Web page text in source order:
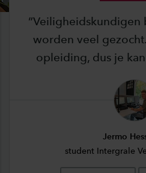
Veiligheidskundigen
worden veel
opleiding, dus je
Jermo
student Intergrale